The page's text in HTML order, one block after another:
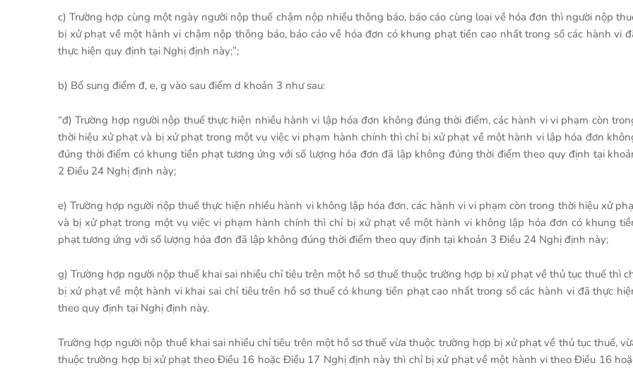
c) Trường hợp cùng một ngày người nộp thuế chậm nộp nhiều thông báo, báo cáo cùng loại về hóa đơn thì người nộp
bị xử phạt về một hành vi chậm nộp thông báo, báo cáo về hóa đơn có khung phạt tiền cao nhất trong số các hành vi
thực hiện quy định tại Nghị định này;”;
b) Bổ sung điểm đ, e, g vào sau điểm d khoản 3 như sau:
“đ) Trường hợp người nộp thuế thực hiện nhiều hành vi lập hóa đơn không đúng thời điểm, các hành vi vi phạm còn
thời hiệu xử phạt và bị xử phạt trong một vụ việc vi phạm hành chính thì chỉ bị xử phạt về một hành vi lập hóa đơn
đúng thời điểm có khung tiền phạt tương ứng với số lượng hóa đơn đã lập không đúng thời điểm theo quy định tại
2 Điều 24 Nghị định này;
e) Trường hợp người nộp thuế thực hiện nhiều hành vi không lập hóa đơn, các hành vi vi phạm còn trong thời hiệu xử
và bị xử phạt trong một vụ việc vi phạm hành chính thì chỉ bị xử phạt về một hành vi không lập hóa đơn có khung
phạt tương ứng với số lượng hóa đơn đã lập không đúng thời điểm theo quy định tại khoản 3 Điều 24 Nghị định này;
g) Trường hợp người nộp thuế khai sai nhiều chỉ tiêu trên một hồ sơ thuế thuộc trường hợp bị xử phạt về thủ tục thuế thì
bị xử phạt về một hành vi khai sai chỉ tiêu trên hồ sơ thuế có khung tiền phạt cao nhất trong số các hành vi đã thực
theo quy định tại Nghị định này.
Trường hợp người nộp thuế khai sai nhiều chỉ tiêu trên một hồ sơ thuế vừa thuộc trường hợp bị xử phạt về thủ tục thuế,
thuộc trường hợp bị xử phạt theo Điều 16 hoặc Điều 17 Nghị định này thì chỉ bị xử phạt về một hành vi theo Điều 16